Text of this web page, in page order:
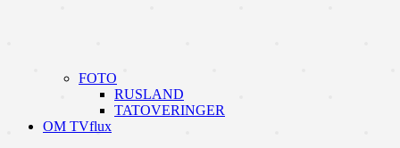
FOTO
RUSLAND
TATOVERINGER
OM TVflux